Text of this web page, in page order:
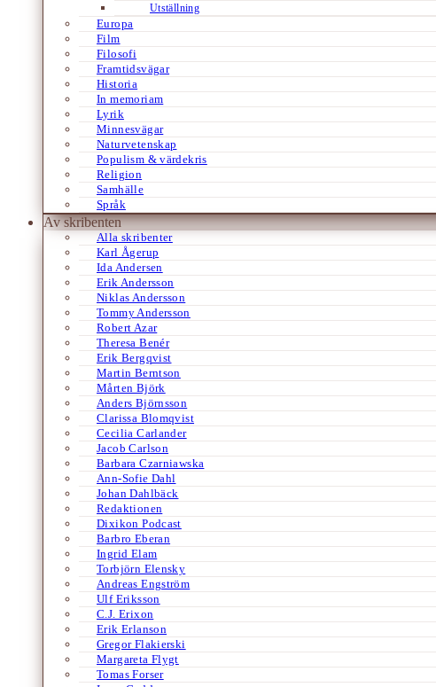
Utställning
Europa
Film
Filosofi
Framtidsvägar
Historia
In memoriam
Lyrik
Minnesvägar
Naturvetenskap
Populism & värdekris
Religion
Samhälle
Språk
Av skribenten
Alla skribenter
Karl Ågerup
Ida Andersen
Erik Andersson
Niklas Andersson
Tommy Andersson
Robert Azar
Theresa Benér
Erik Bergqvist
Martin Berntson
Mårten Björk
Anders Björnsson
Clarissa Blomqvist
Cecilia Carlander
Jacob Carlson
Barbara Czarniawska
Ann-Sofie Dahl
Johan Dahlbäck
Redaktionen
Dixikon Podcast
Barbro Eberan
Ingrid Elam
Torbjörn Elensky
Andreas Engström
Ulf Eriksson
C.J. Erixon
Erik Erlanson
Gregor Flakierski
Margareta Flygt
Tomas Forser